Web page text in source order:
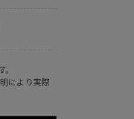
により実際